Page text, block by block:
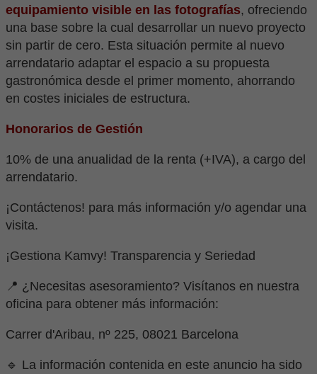
equipamiento visible en las fotografías, ofreciendo
una base sobre la cual desarrollar un nuevo proyecto
sin partir de cero. Esta situación permite al nuevo
arrendatario adaptar el espacio a su propuesta
gastronómica desde el primer momento, ahorrando
en costes iniciales de estructura.
Honorarios de Gestión
10% de una anualidad de la renta (+IVA), a cargo del
arrendatario.
¡Contáctenos! para más información y/o agendar una
visita.
¡Gestiona Kamvy! Transparencia y Seriedad
📍 ¿Necesitas asesoramiento? Visítanos en nuestra
oficina para obtener más información:
Carrer d'Aribau, nº 225, 08021 Barcelona
🔹 La información contenida en este anuncio ha sido